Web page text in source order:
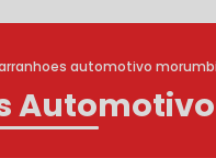
automotivo morumbi